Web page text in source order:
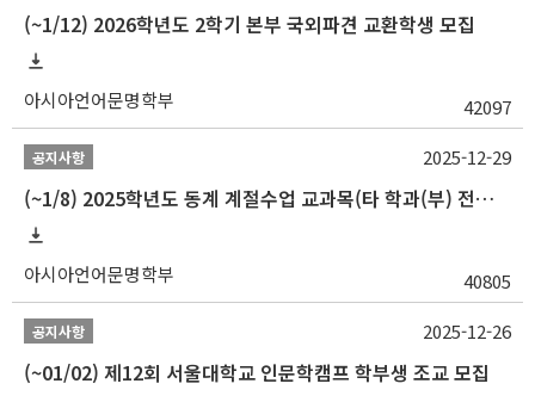
(~1/12) 2026학년도 2학기 본부 국외파견 교환학생 모집
아시아언어문명학부 42097
공지사항
(~1/8) 2025학년도 동계 계절수업 교과목(타 학과(부) 전공 및 교양) 성적평가방법 선택제 신청 안내
아시아언어문명학부 40805
2025-12-29
공지사항
(~01/02) 제12회 서울대학교 인문학캠프 학부생 조교 모집
2025-12-26